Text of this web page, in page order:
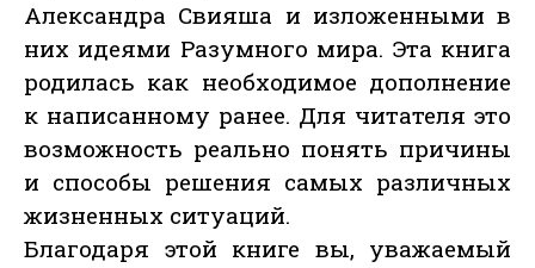
Александра Свияша и изложенными в
них идеями Разумного мира. Эта книга
родилась как необходимое дополнение
к написанному ранее. Для читателя это
возможность реально понять причины
и способы решения самых различных
жизненных ситуаций.
Благодаря этой книге вы, уважаемый